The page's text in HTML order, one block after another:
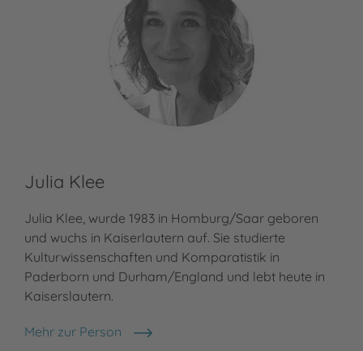
Julia Klee
Julia Klee, wurde 1983 in Homburg/Saar geboren
und wuchs in Kaiserlautern auf. Sie studierte
Kulturwissenschaften und Komparatistik in
Paderborn und Durham/England und lebt heute in
Kaiserslautern.
Mehr zur Person
Julia Klee